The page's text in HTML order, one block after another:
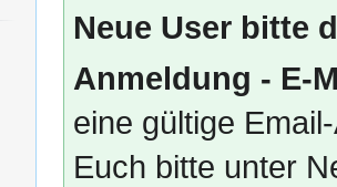
Neue User bitte
Anmeldung - E-
eine gültige
Euch bitte unter